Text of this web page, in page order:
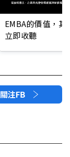
EMBA的價值，
立即收聽
關注FB